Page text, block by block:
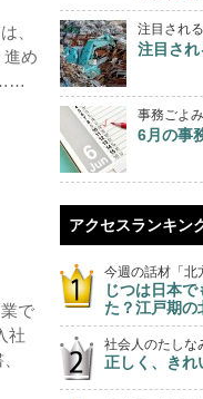
、
進め
……
で
社
注目され
注目され
事務ごよ
6月の事
アクセスランキン
今週の話材「北
じつは日本
た？江戸期の
社会人のたしな
正しく、きれ